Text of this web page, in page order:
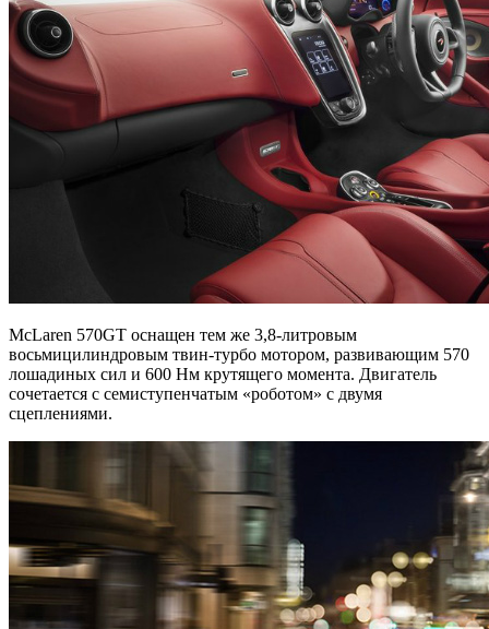
McLaren 570GT оснащен тем же 3,8-литровым
восьмицилиндровым твин-турбо мотором, развивающим 570
лошадиных сил и 600 Нм крутящего момента. Двигатель
сочетается с семиступенчатым «роботом» с двумя
сцеплениями.